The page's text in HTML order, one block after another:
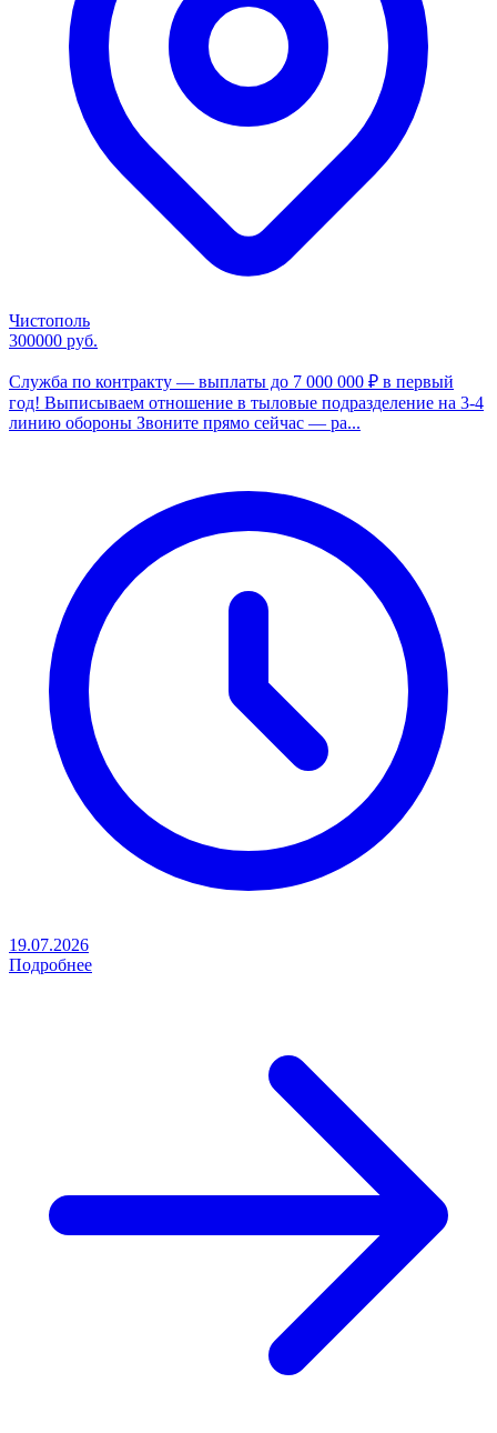
Чистополь
300000 руб.
Служба по контракту — выплаты до 7 000 000 ₽ в первый
год! Выписываем отношение в тыловые подразделение на 3-4
линию обороны Звоните прямо сейчас — ра...
19.07.2026
Подробнее